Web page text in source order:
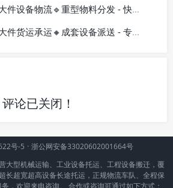
设备物流🔹重型物料分发 - 快捷抵达
货运承运🔸成套设备派送 - 专业统筹
评论已关闭！
号-5 · 浙公网安备33020602001664号
大型机械运输、工业设备托运、工程设备搬迁，覆
长超宽超高设备长途托运，正规物流车队、全程保